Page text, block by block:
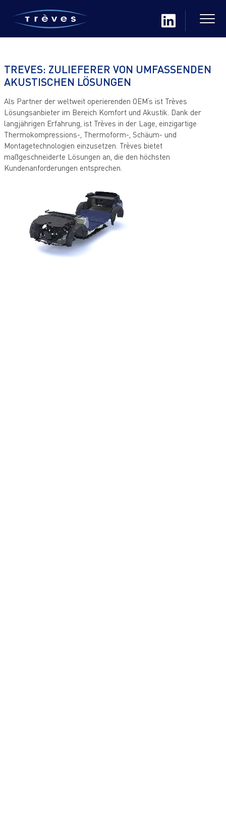
TREVES: ZULIEFERER VON UMFASSENDEN
AKUSTISCHEN LÖSUNGEN
Als Partner der weltweit operierenden OEM‘s ist Trèves
Lösungsanbieter im Bereich Komfort und Akustik. Dank der
langjährigen Erfahrung, ist Trèves in der Lage, einzigartige
Thermokompressions-, Thermoform-, Schäum- und
Montagetechnologien einzusetzen. Trèves bietet
maßgeschneiderte Lösungen an, die den höchsten
Kundenanforderungen entsprechen.